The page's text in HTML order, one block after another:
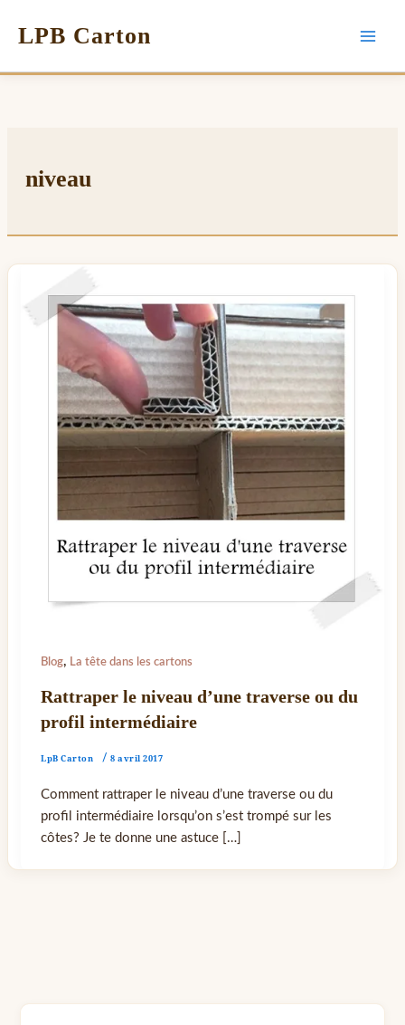
LPB Carton
niveau
Blog, La tête dans les cartons
Rattraper le niveau d’une traverse ou du
profil intermédiaire
LpB Carton /8 avril 2017
Comment rattraper le niveau d’une traverse ou du
profil intermédiaire lorsqu’on s’est trompé sur les
côtes? Je te donne une astuce […]